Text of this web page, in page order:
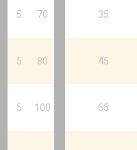
5 70 35
5 80 45
5 100 65